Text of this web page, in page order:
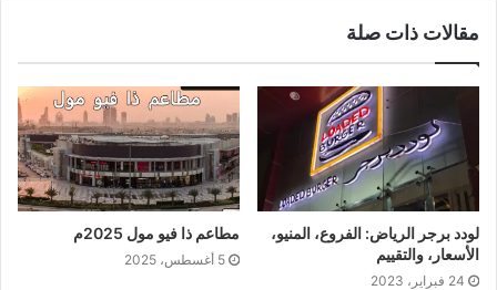
مقالات ذات صلة
لودد برجر الرياض: الفروع، المنيو،
الأسعار، والتقييم
24 فبراير، 2023
مطاعم ذا فيو مول 2025م
5 أغسطس، 2025